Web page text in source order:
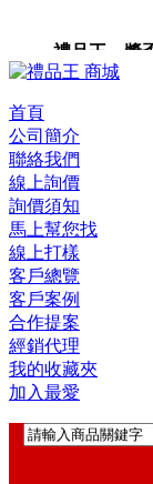
禮品王 獎
禮品卡,企業
首頁
公司簡介
聯絡我們
線上詢價
詢價須知
馬上幫您找
線上打樣
客戶總覽
客戶案例
合作提案
經銷代理
我的收藏夾
加入最愛